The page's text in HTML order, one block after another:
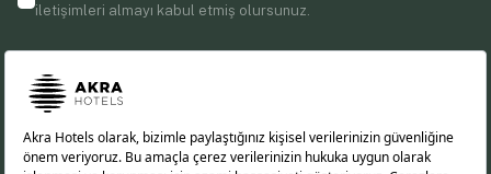
iletişimleri almayı kabul etmiş olursunuz.
Bizi Takip Edin!
EN